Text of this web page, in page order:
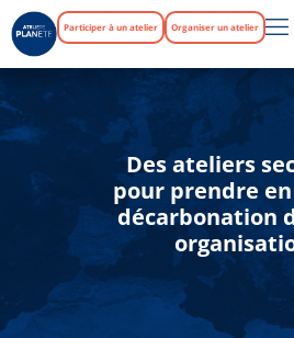
Participer à un atelier Organiser un atelier
Des ateliers
pour prendre
décarbonation